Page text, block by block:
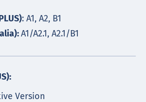
: A1, A2, B1
A1/A2.1, A2.1/B1
Version